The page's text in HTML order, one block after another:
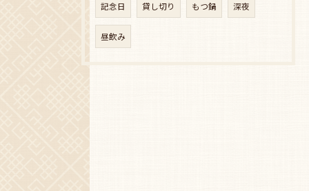
記念日 貸し切り もつ鍋 深夜
昼飲み